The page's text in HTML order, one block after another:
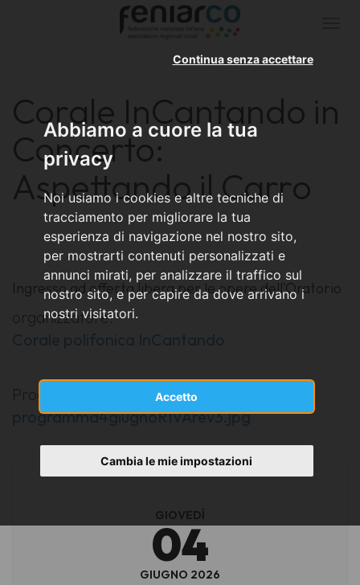
Abbiamo a cuore la tua
privacy
Noi usiamo i cookies e altre tecniche di
tracciamento per migliorare la tua
esperienza di navigazione nel nostro sito,
per mostrarti contenuti personalizzati e
annunci mirati, per analizzare il traffico sul
nostro sito, e per capire da dove arrivano i
nostri visitatori.
Accetto
Continua senza accettare
Cambia le mie impostazioni
Corale InCantando in
Concerto:
Aspettando il Carro
Ingresso ad offerta libera per le opere dell'Oratorio
organizzatore:
Corale polifonica InCantando
Programma di sala:
programma4giugnoRIVArev3.jpg
GIOVEDÌ
04
GIUGNO 2026